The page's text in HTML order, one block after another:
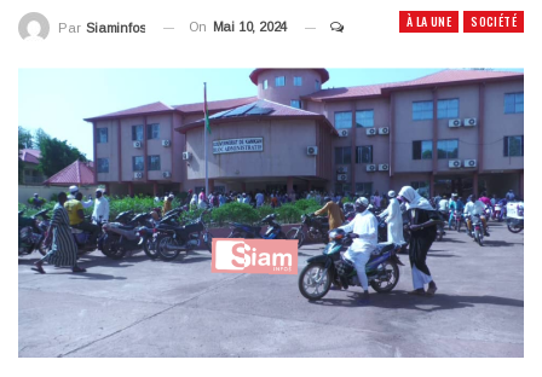
À LA UNE SOCIÉTÉ
Par Siaminfos On Mai 10, 2024